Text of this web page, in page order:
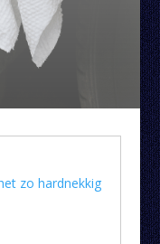
zo hardnekkig